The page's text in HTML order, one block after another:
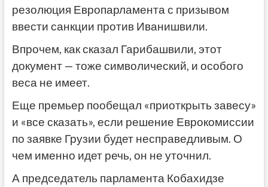
резолюция Европарламента с призывом
ввести санкции против Иванишвили.
Впрочем, как сказал Гарибашвили, этот
документ — тоже символический, и особого
веса не имеет.
Еще премьер пообещал «приоткрыть завесу»
и «все сказать», если решение Еврокомиссии
по заявке Грузии будет несправедливым. О
чем именно идет речь, он не уточнил.
А председатель парламента Кобахидзе